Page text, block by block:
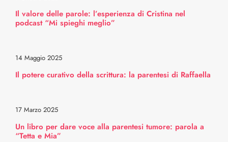
Professionisti
La mia parentesi tumore
Selezionati per te
Il valore delle parole: l’esperienza di Cristina nel
podcast “Mi spieghi meglio”
14 Maggio 2025
Il potere curativo della scrittura: la parentesi di Raffaella
17 Marzo 2025
Un libro per dare voce alla parentesi tumore: parola a
“Tetta e Mia”